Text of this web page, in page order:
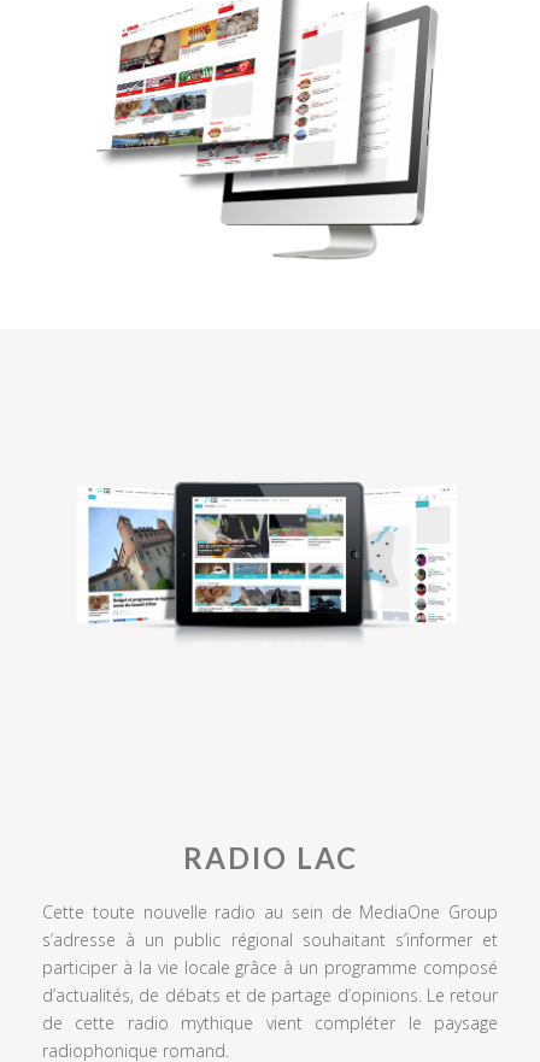
RADIO LAC
Cette toute nouvelle radio au sein de MediaOne Group
s’adresse à un public régional souhaitant s’informer et
participer à la vie locale grâce à un programme composé
d’actualités, de débats et de partage d’opinions. Le retour
de cette radio mythique vient compléter le paysage
radiophonique romand.